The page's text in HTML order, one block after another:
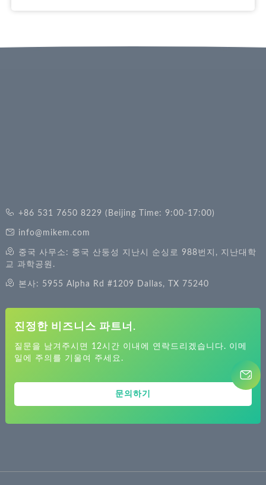
+86 531 7650 8229 (Beijing Time: 9:00-17:00)
info@mikem.com
중국 사무소: 중국 산둥성 지난시 순싱로 988번지, 지난대학
교 과학공원.
본사: 5955 Alpha Rd #1209 Dallas, TX 75240
진정한 비즈니스 파트너.
질문을 남겨주시면 12시간 이내에 연락드리겠습니다. 이메
일에 주의를 기울여 주세요.
문의하기